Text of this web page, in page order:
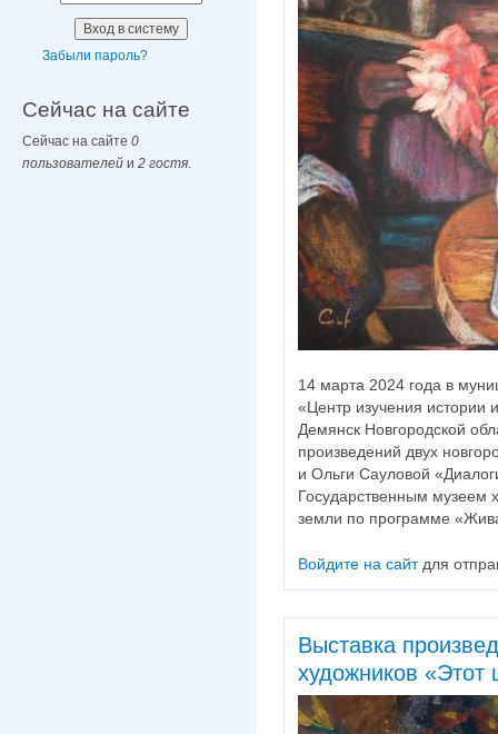
Забыли пароль?
Сейчас на сайте
Сейчас на сайте 0
пользователей и 2 гостя
14 марта 2024 года в
«Центр изучения истории
Демянск Новгородской
произведений двух
и Ольги Сауловой
Государственным музеем
земли по программе
Войдите на сайтдля
Выставка
художников